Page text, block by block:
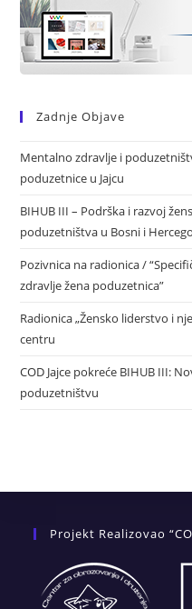
Zadnje Objave
Mentalno zdravlje i
poduzetnice u Jajcu
BIHUB III – Podrška i razvoj
poduzetništva u Bosni i
Pozivnica na radionica /
zdravlje žena poduzetnica”
Radionica „Žensko liderstvo i
centru
COD Jajce pokreće BIHUB III:
poduzetništvu
Projekt Realizovao